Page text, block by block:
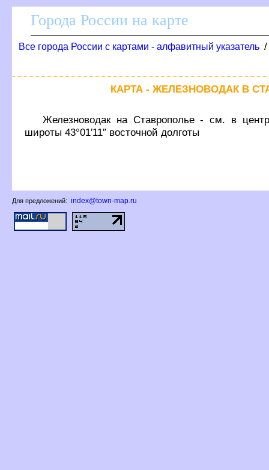
Города России на карте
се города России с картами - алфавитный указатель
КАРТА - ЖЕЛЕЗНОВОДАК В
Железноводак на Ставрополье - см. в
широты 43°01′11″ восточной долготы
Для предложений: index@town-map.ru